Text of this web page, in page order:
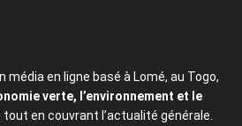
média en ligne basé à Lomé, au Togo,
verte, l’environnement et le
tout en couvrant l’actualité générale.